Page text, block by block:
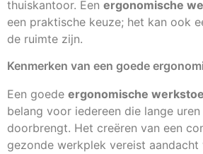
thuiskantoor. Een ergonomische
een praktische keuze; het kan ook
de ruimte zijn.
Kenmerken van een goede
Een goede ergonomische
belang voor iedereen die lange
doorbrengt. Het creëren van een
gezonde werkplek vereist aandacht